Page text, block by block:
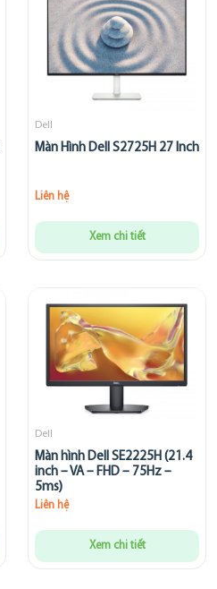
Dell
Màn Hình Dell S2725H 27 Inch
Liên hệ
Xem chi tiết
Dell
Màn hình Dell SE2225H (21.4
inch – VA – FHD – 75Hz –
5ms)
Liên hệ
Xem chi tiết